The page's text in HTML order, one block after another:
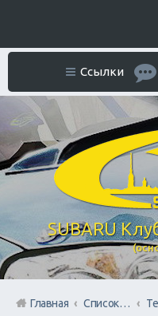
SUBARU
Ссылки
Главная Список форумов